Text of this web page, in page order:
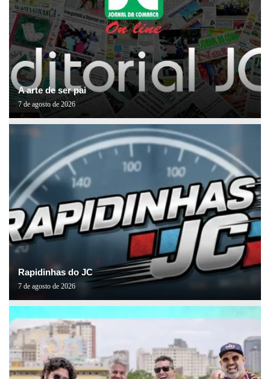
A arte de ser pai
7 de agosto de 2026
Rapidinhas do JC
7 de agosto de 2026